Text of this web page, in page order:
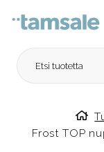
Frost TOP